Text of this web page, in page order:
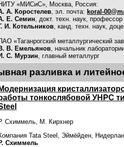
«МИСиС», Москва, Россия:
А. Коростелев, эл. почта: koral-
Е. Семин, докт. техн. наук, профессор
И. Котельников, канд. техн. наук,
«Таганрогский металлургический
В. Емельянов, начальник
С. Мурзин, главный металлург
разливка и
Модернизация
тонкослябовой УНРС
Схиммель, М. Кирхнер
Tata Steel, Эймёйден,
Схиммель